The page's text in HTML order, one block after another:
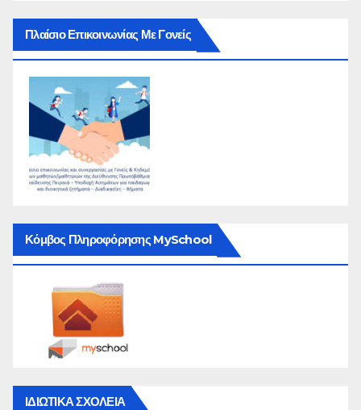
Πλαίσιο Επικοινωνίας Με Γονείς
Κόμβος Πληροφόρησης MySchool
ΙΔΙΩΤΙΚΑ ΣΧΟΛΕΙΑ